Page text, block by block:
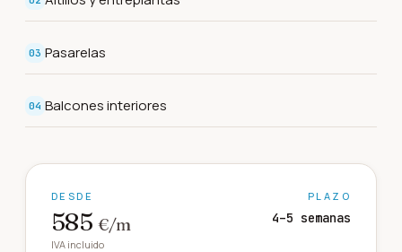
03 Pasarelas
04 Balcones interiores
DESDE
585 €/m
IVA incluido
PLAZO
4–5 semanas